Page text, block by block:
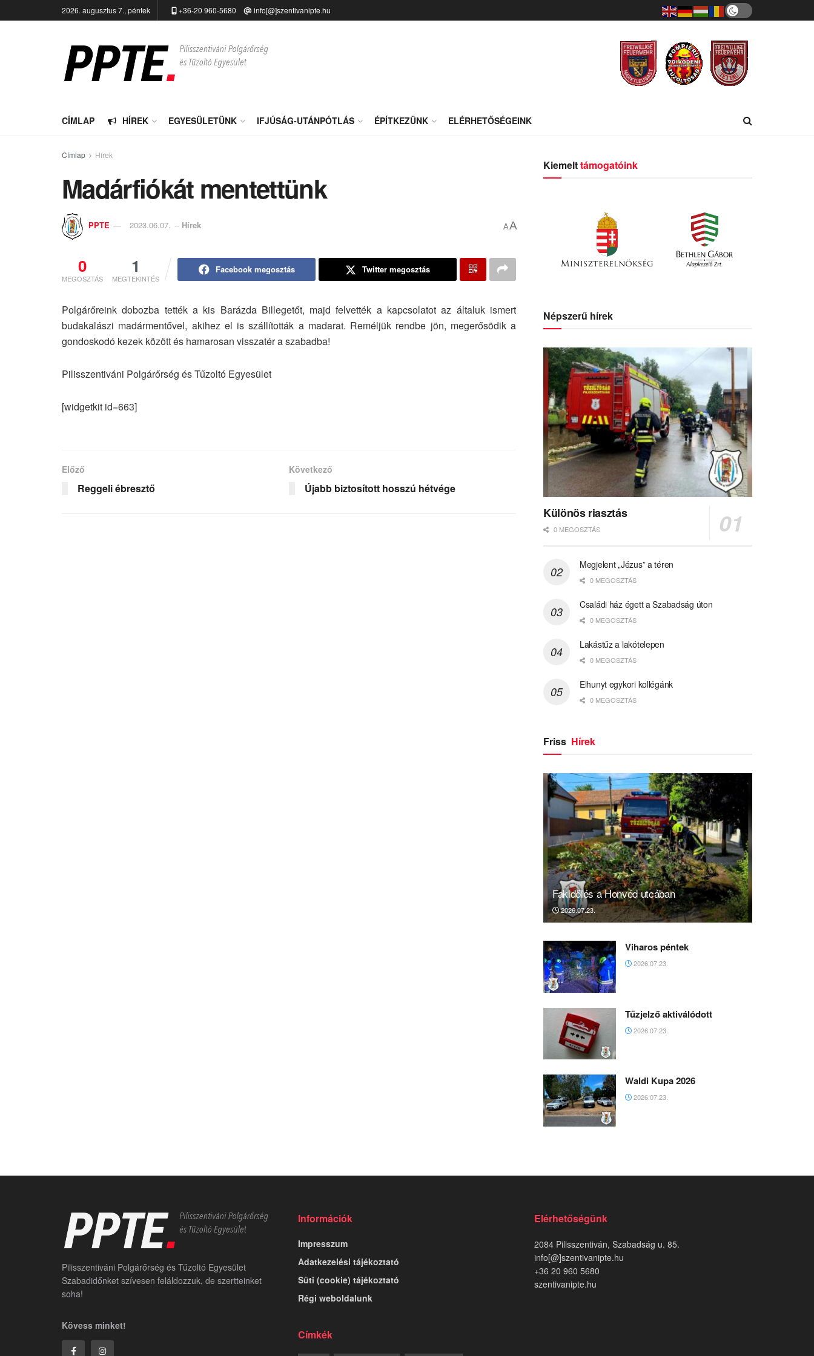
2026. augusztus 7., péntek +36-20 960-5680 info[@]szentivanipte.hu
CÍMLAP HÍREK EGYESÜLETÜNK IFJÚSÁG-UTÁNPÓTLÁS ÉPÍTKEZÜNK ELÉRHETŐSÉGEINK
Címlap Hírek
Madárfiókát mentettünk
PPTE 2023.06.07. -- Hírek AA
0
MEGOSZTÁS
1
MEGTEKINTÉS
Facebook megosztás Twitter megosztás
Polgárőreink dobozba tették a kis Barázda Billegetőt, majd felvették a kapcsolatot az általuk ismert
budakalászi madármentővel, akihez el is szállították a madarat. Reméljük rendbe jön, megerősödik a
gondoskodó kezek között és hamarosan visszatér a szabadba!
Pilisszentiváni Polgárőrség és Tűzoltó Egyesület
[widgetkit id=663]
Előző
Reggeli ébresztő
Következő
Újabb biztosított hosszú hétvége
Kiemelttámogatóink
Népszerű hírek
Különös riasztás
0 MEGOSZTÁS
Megjelent „Jézus” a téren
0 MEGOSZTÁS
Családi ház égett a Szabadság úton
0 MEGOSZTÁS
Lakástűz a lakótelepen
0 MEGOSZTÁS
Elhunyt egykori kollégánk
0 MEGOSZTÁS
Friss Hírek
Fakidőlés a Honvéd utcában
2026.07.23.
Viharos péntek
2026.07.23.
Tűzjelző aktiválódott
2026.07.23.
Waldi Kupa 2026
2026.07.23.
Pilisszentiváni Polgárőrség és Tűzoltó Egyesület
Szabadidőnket szívesen feláldozzuk, de szertteinket
soha!
Kövess minket!
Információk
Impresszum
Adatkezelési tájékoztató
Süti (cookie) tájékoztató
Régi weboldalunk
Címkék
Elérhetőségünk
2084 Pilisszentiván, Szabadság u. 85.
info[@]szentivanipte.hu
+36 20 960 5680
szentivanipte.hu